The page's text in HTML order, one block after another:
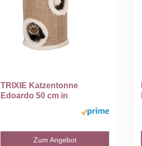
TRIXIE Katzentonne
Edoardo 50 cm in
Zum Angebot